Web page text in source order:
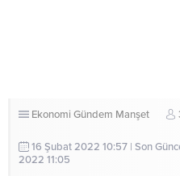
Ekonomi Gündem Manşet
16 Şubat 2022 10:57 | Son
2022 11:05